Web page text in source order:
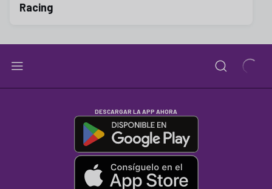
Racing
DESCARGAR LA APP AHORA